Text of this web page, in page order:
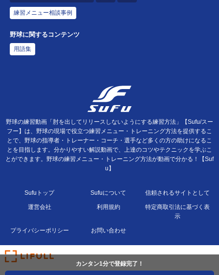
練習メニュー相談事例
野球に関するコンテンツ
用語集
カンタン1分で登録完了！
野球の練習動画「肘を出してリリースしないようにする練習方法」【Sufu/スー
フー】は、野球の現場で役立つ練習メニュー・トレーニング方法を提供するこ
とで、野球の指導者・トレーナー・コーチ・選手など多くの方の助けになるこ
とを目指します。分かりやすい解説動画で、上達のコツやテクニックを学ぶこ
とができます。野球の練習メニュー・トレーニング方法が動画で分かる！【Suf
u】
Sufuトップ Sufuについて 信頼されるサイトとして
運営会社 利用規約
特定商取引法に基づく表
示
プライバシーポリシー お問い合わせ